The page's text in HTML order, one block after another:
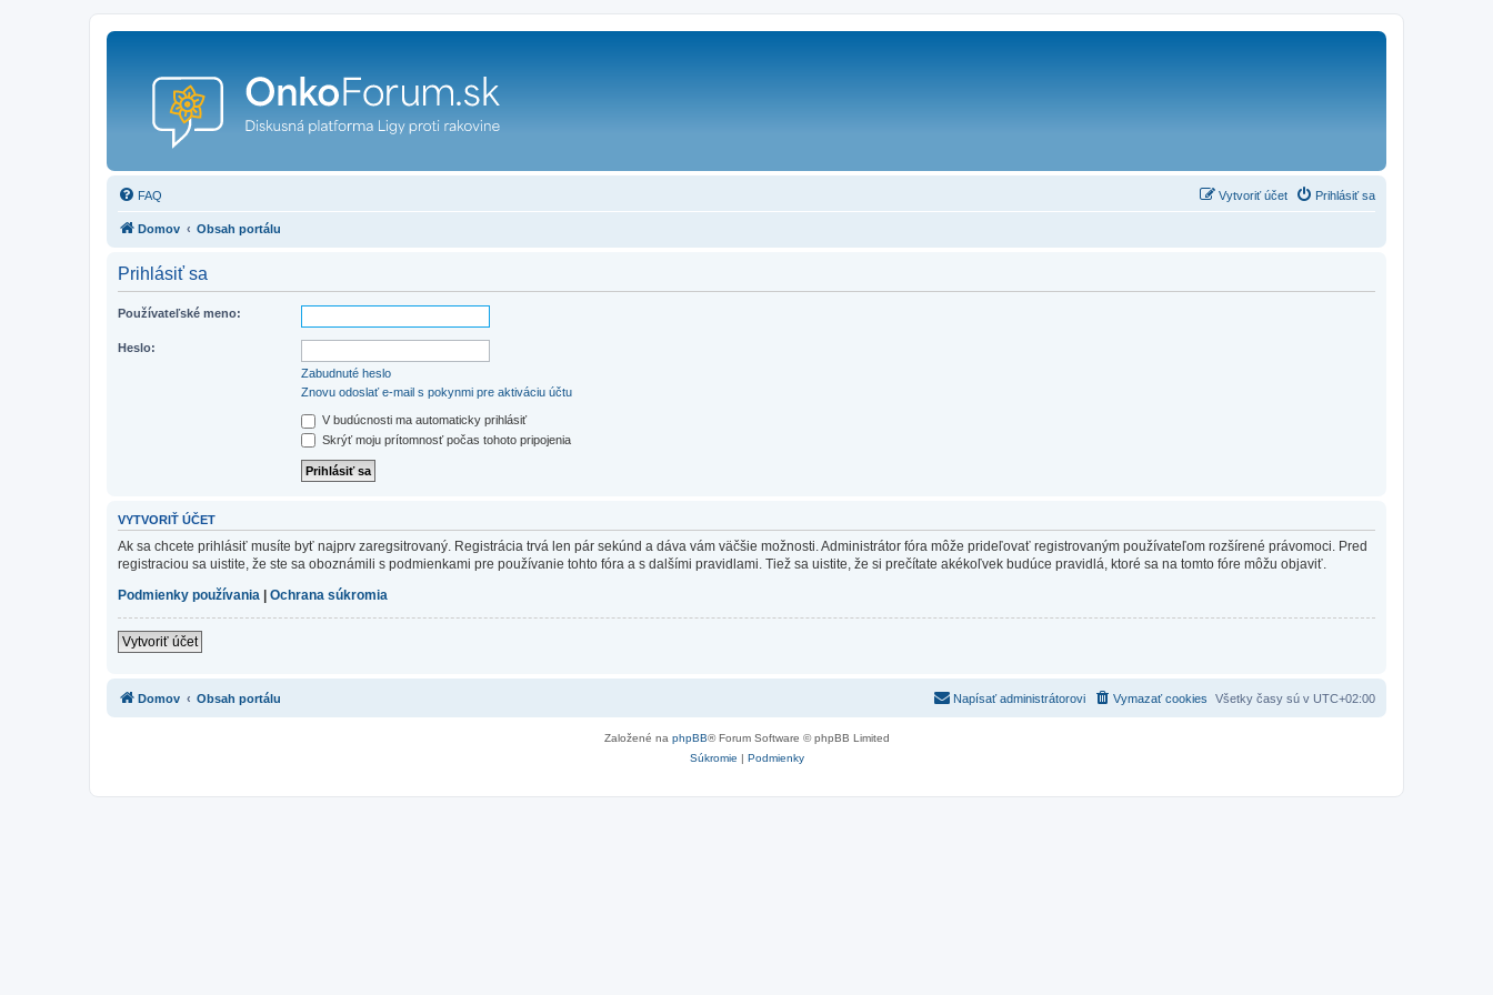
FAQ Prihlásiť sa
Vytvoriť účet
Domov Obsah portálu
Prihlásiť sa
Používateľské meno:
Heslo:
Zabudnuté heslo
Znovu odoslať e-mail s pokynmi pre aktiváciu účtu
V budúcnosti ma automaticky prihlásiť
Skrýť moju prítomnosť počas tohoto pripojenia
VYTVORIŤ ÚČET
Ak sa chcete prihlásiť musíte byť najprv zaregsitrovaný. Registrácia trvá len pár sekúnd a dáva vám väčšie možnosti. Administrátor fóra môže prideľovať registrovaným používateľom rozšírené právomoci. Pred
registraciou sa uistite, že ste sa oboznámili s podmienkami pre používanie tohto fóra a s dalšími pravidlami. Tiež sa uistite, že si prečítate akékoľvek budúce pravidlá, ktoré sa na tomto fóre môžu objaviť.
Podmienky používania | Ochrana súkromia
Vytvoriť účet
Domov Obsah portálu Všetky časy sú v UTC+02:00
Vymazať cookies
Napísať administrátorovi
Založené na phpBB® Forum Software © phpBB Limited
Súkromie | Podmienky